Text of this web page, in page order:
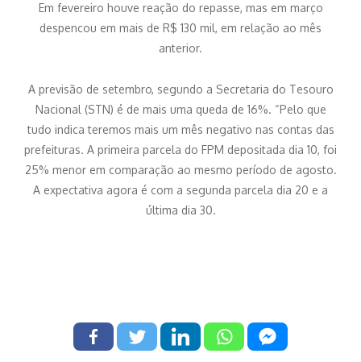
Em fevereiro houve reação do repasse, mas em março
despencou em mais de R$ 130 mil, em relação ao mês
anterior.
A previsão de setembro, segundo a Secretaria do Tesouro
Nacional (STN) é de mais uma queda de 16%. “Pelo que
tudo indica teremos mais um mês negativo nas contas das
prefeituras. A primeira parcela do FPM depositada dia 10, foi
25% menor em comparação ao mesmo período de agosto.
A expectativa agora é com a segunda parcela dia 20 e a
última dia 30.